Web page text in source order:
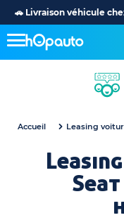
🚗 Livraison véhicule
Accueil Leasing